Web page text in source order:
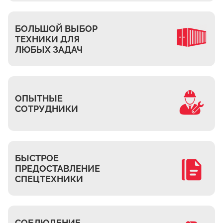
Петровское
Подберёзное
Томилино
Октябрьский
Токарёво
Жилино-1
БОЛЬШОЙ ВЫБОР
ТЕХНИКИ ДЛЯ
ЛЮБЫХ ЗАДАЧ
ОПЫТНЫЕ
СОТРУДНИКИ
БЫСТРОЕ
ПРЕДОСТАВЛЕНИЕ
СПЕЦТЕХНИКИ